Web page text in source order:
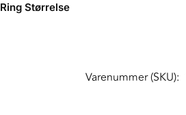
Ring Størrelse
Varenummer (SKU):